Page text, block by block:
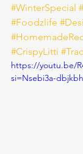
#WinterSpecial
#Foodzlife
#CrispyLitti
https://youtu.be/
si=Nsebi3a-